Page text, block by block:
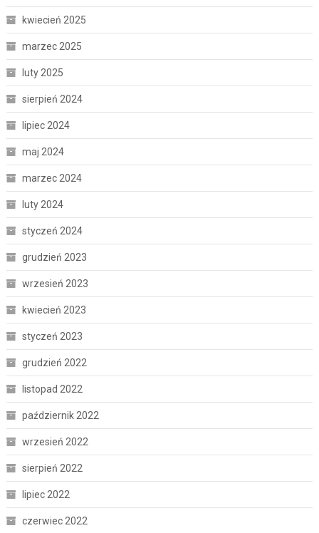
kwiecień 2025
marzec 2025
luty 2025
sierpień 2024
lipiec 2024
maj 2024
marzec 2024
luty 2024
styczeń 2024
grudzień 2023
wrzesień 2023
kwiecień 2023
styczeń 2023
grudzień 2022
listopad 2022
październik 2022
wrzesień 2022
sierpień 2022
lipiec 2022
czerwiec 2022